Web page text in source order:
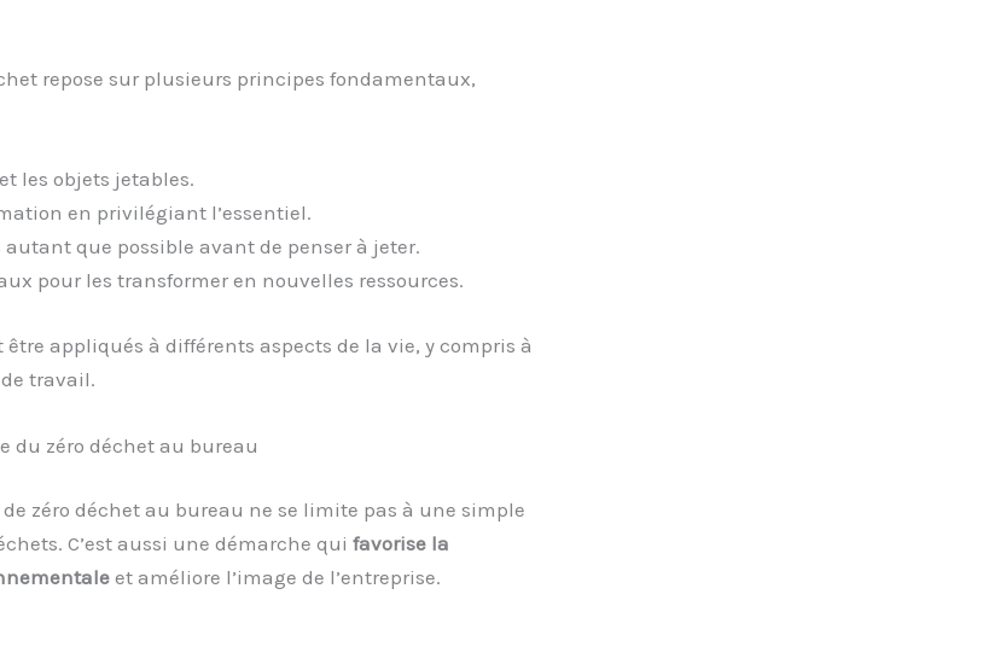
repose sur plusieurs principes fondamentaux,
les objets jetables.
en privilégiant l’essentiel.
autant que possible avant de penser à jeter.
pour les transformer en nouvelles ressources.
appliqués à différents aspects de la vie, y compris à
travail.
du zéro déchet au bureau
zéro déchet au bureau ne se limite pas à une simple
C’est aussi une démarche qui favorise la
et améliore l’image de l’entreprise.